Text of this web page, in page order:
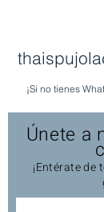
¡Si no tienes
Únete a
¡Entérate de